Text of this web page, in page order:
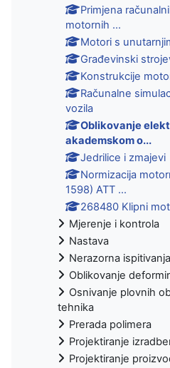
Primjena
motornih ...
Motori s
Građevinski
Konstrukcije
Računalne
vozila
Oblikovanje
akademskom o...
Jedrilice i zmajevi
Normizacija
1598) ATT ...
268480 Klipni
Mjerenje i kontrola
Nastava
Nerazorna ispitivanja
Oblikovanje
Osnivanje plovnih
tehnika
Prerada polimera
Projektiranje
Projektiranje